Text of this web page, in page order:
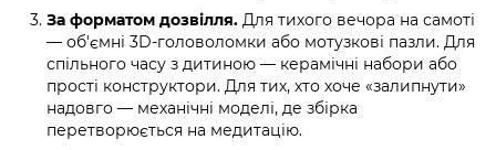
За форматом дозвілля. Для тихого вечора на самоті
— об'ємні 3D-головоломки або мотузкові пазли. Для
спільного часу з дитиною — керамічні набори або
прості конструктори. Для тих, хто хоче «залипнути»
надовго — механічні моделі, де збірка
перетворюється на медитацію.